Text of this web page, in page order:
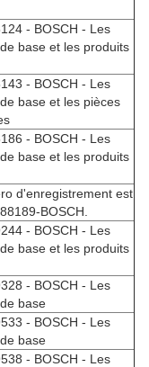
- BOSCH - Les
base et les produits
- BOSCH - Les
base et les pièces
- BOSCH - Les
base et les produits
d'enregistrement est
BOSCH.
- BOSCH - Les
base et les produits
- BOSCH - Les
base
- BOSCH - Les
base
- BOSCH - Les